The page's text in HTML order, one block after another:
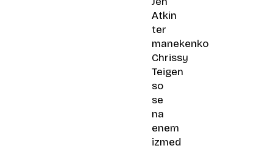
Atkin
ter
manekenko
Chrissy
Teigen
so
se
na
enem
izmed